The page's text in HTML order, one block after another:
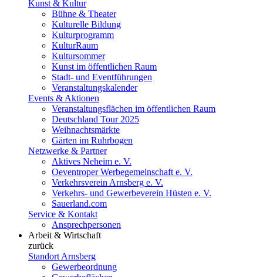
Kunst & Kultur
Bühne & Theater
Kulturelle Bildung
Kulturprogramm
KulturRaum
Kultursommer
Kunst im öffentlichen Raum
Stadt- und Eventführungen
Veranstaltungskalender
Events & Aktionen
Veranstaltungsflächen im öffentlichen Raum
Deutschland Tour 2025
Weihnachtsmärkte
Gärten im Ruhrbogen
Netzwerke & Partner
Aktives Neheim e. V.
Oeventroper Werbegemeinschaft e. V.
Verkehrsverein Arnsberg e. V.
Verkehrs- und Gewerbeverein Hüsten e. V.
Sauerland.com
Service & Kontakt
Ansprechpersonen
Arbeit & Wirtschaft
zurück
Standort Arnsberg
Gewerbeordnung